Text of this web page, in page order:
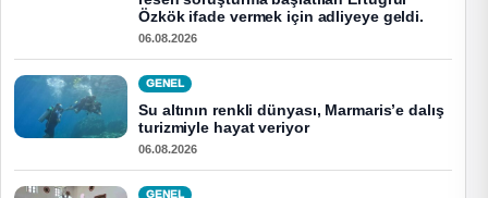
Özkök ifade vermek için adliyeye geldi.
06.08.2026
GENEL
Su altının renkli dünyası, Marmaris’e dalış
turizmiyle hayat veriyor
06.08.2026
GENEL